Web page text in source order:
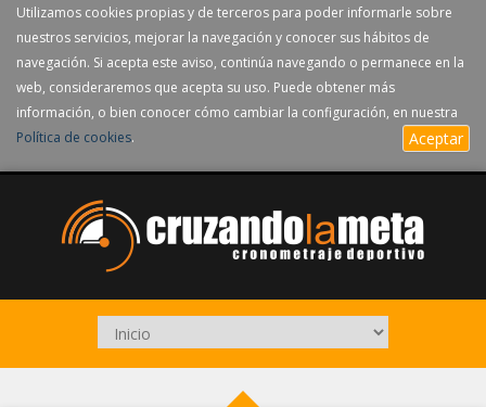
Utilizamos cookies propias y de terceros para poder informarle sobre
nuestros servicios, mejorar la navegación y conocer sus hábitos de
navegación. Si acepta este aviso, continúa navegando o permanece en la
web, consideraremos que acepta su uso. Puede obtener más
información, o bien conocer cómo cambiar la configuración, en nuestra
Política de cookies. Aceptar